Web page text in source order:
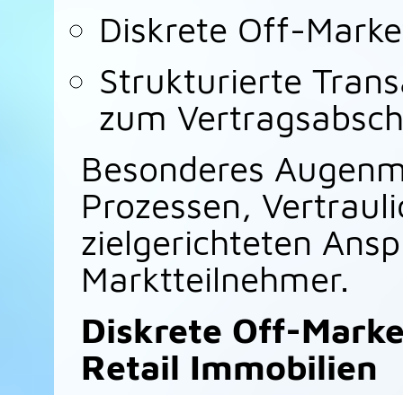
Diskrete Off-
Strukturierte
zum
Besonderes
Prozessen,
zielgerichteten
Marktteilnehmer.
Diskrete Off-
Retail Immobilien